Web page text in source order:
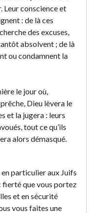
Leur conscience et
: de là ces
des excuses,
absolvent ; de là
ou condamnent la
le jour où,
Dieu lèvera le
et la jugera : leurs
tout ce qu’ils
alors démasqué.
en particulier aux Juifs
fierté que vous portez
et en sécurité
vous faites une